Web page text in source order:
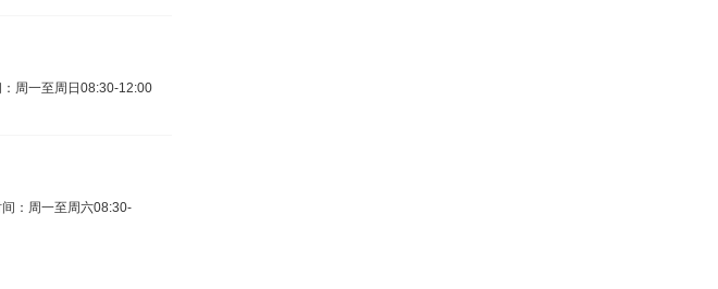
周一至周日08:30-12:00
：周一至周六08:30-